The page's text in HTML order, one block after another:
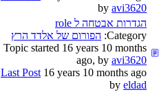
by avi3620
הגדרות אבטחה ל role
Category: הפורום של אלדד הרץ
Topic started 16 years 10 months
ago, by avi3620
Last Post 16 years 10 months ago
by eldad